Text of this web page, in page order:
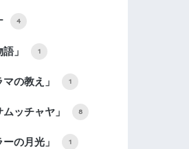
4
」 1
の教え」 1
ッチャヤ」 8
の月光」 1